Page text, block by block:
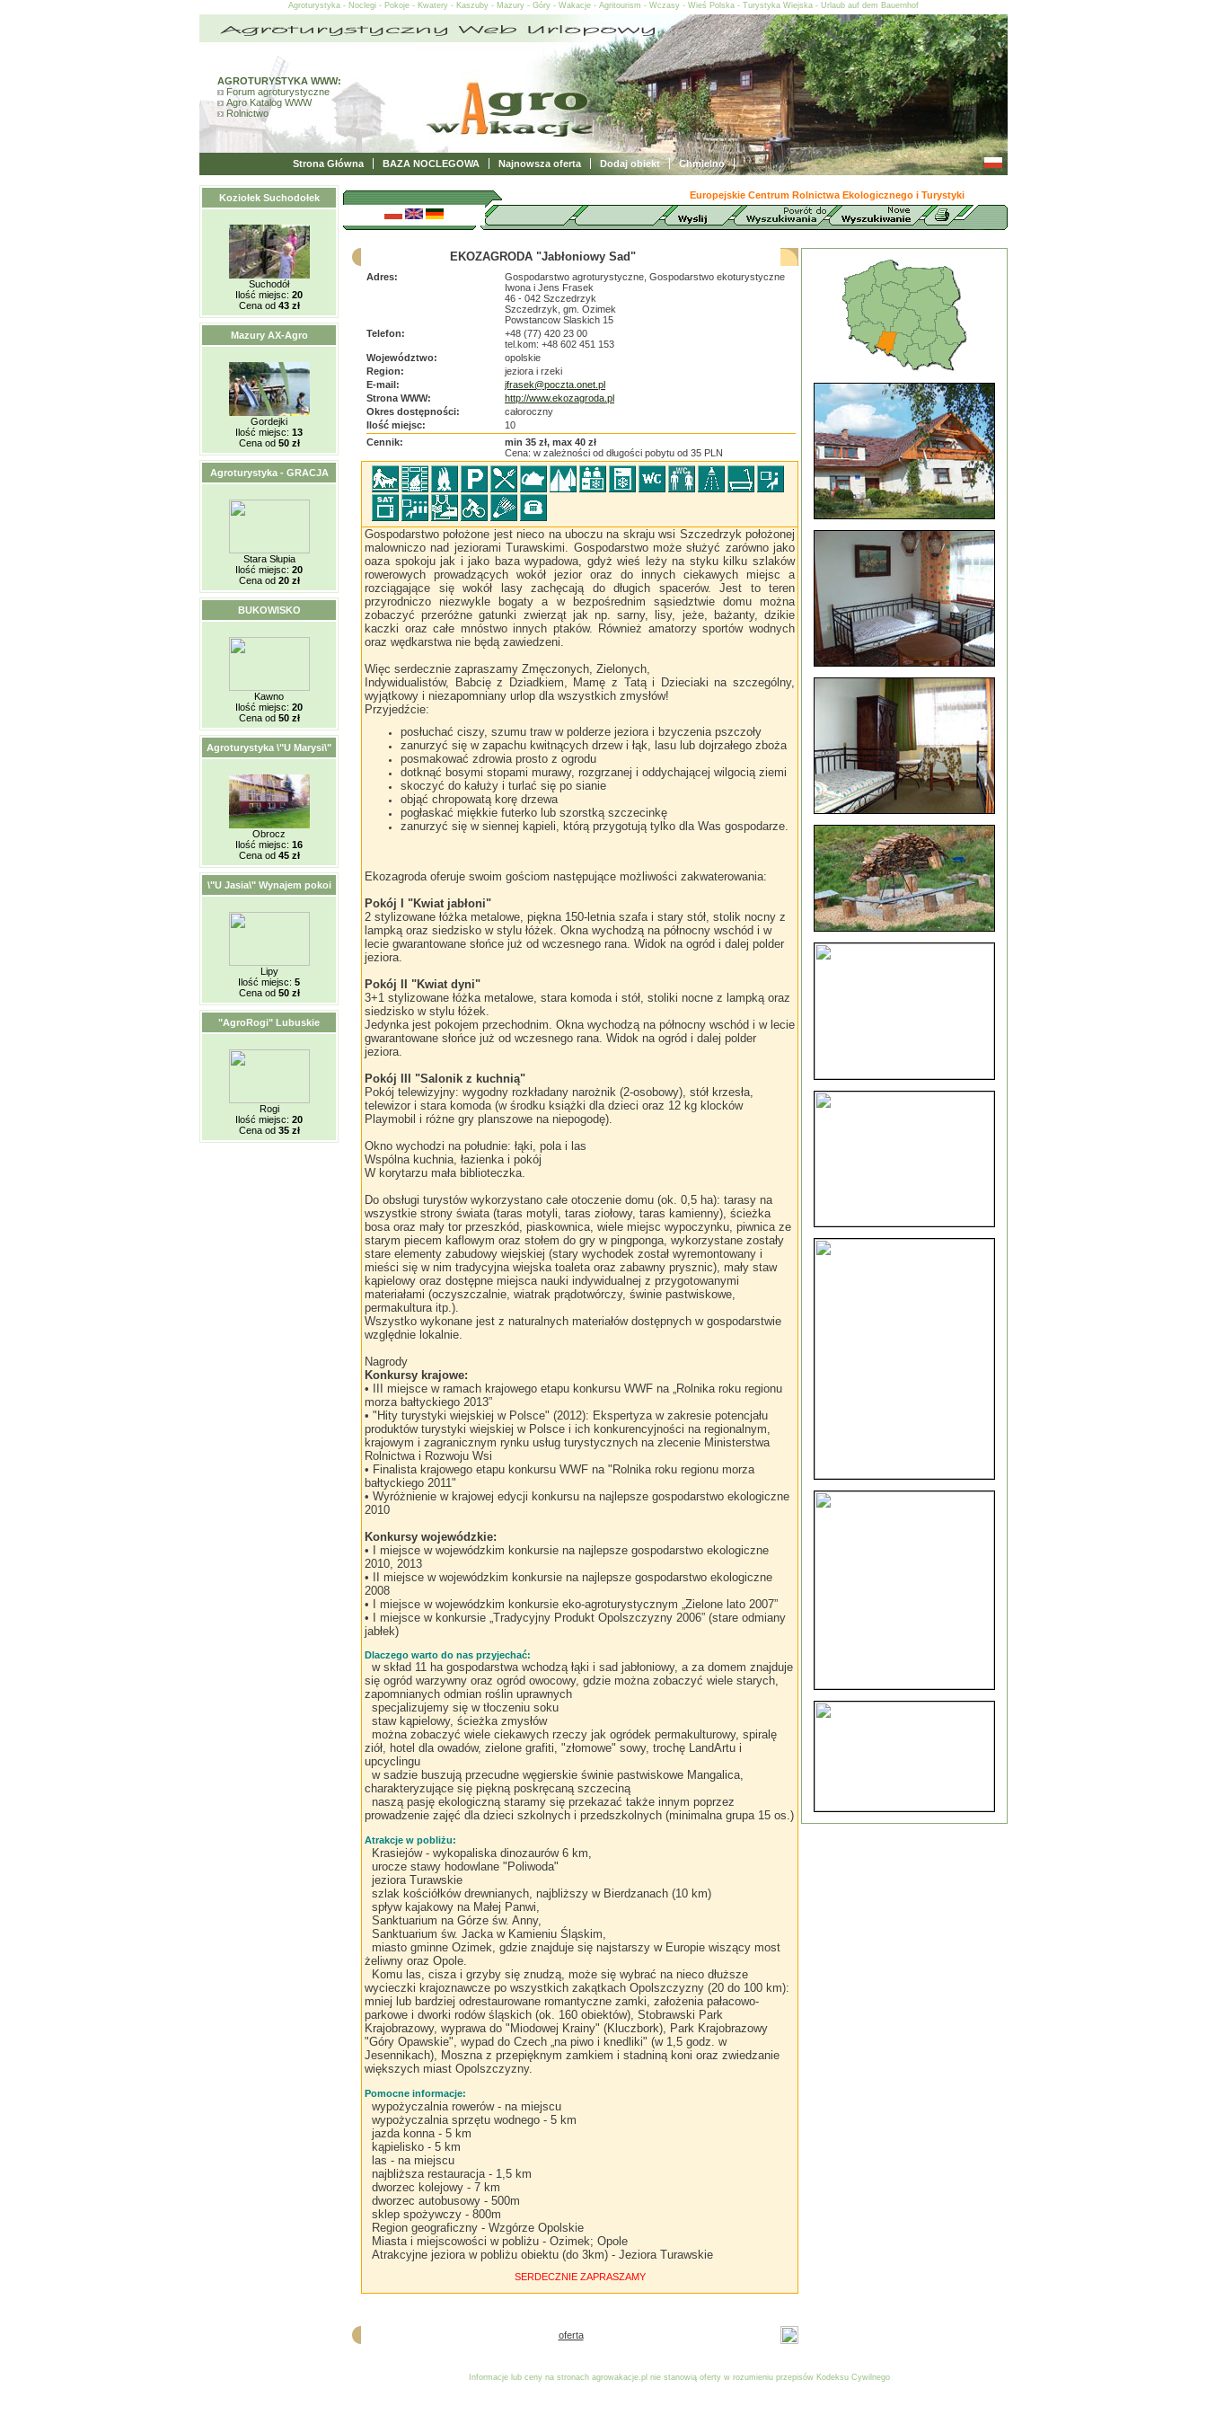
Agroturystyka - Noclegi - Pokoje - Kwatery - Kaszuby - Mazury - Góry - Wakacje - Agritourism - Wczasy - Wieś Polska - Turystyka Wiejska - Urlaub auf dem Bauernhof
AGROTURYSTYKA WWW:
Forum agroturystyczne
Agro Katalog WWW
Rolnictwo
Strona Główna BAZA NOCLEGOWA Najnowsza oferta Dodaj obiekt Chmielno
Koziołek Suchodołek
Suchodół
Ilość miejsc: 20
Cena od 43 zł
Mazury AX-Agro
Gordejki
Ilość miejsc: 13
Cena od 50 zł
Agroturystyka - GRACJA
Stara Słupia
Ilość miejsc: 20
Cena od 20 zł
BUKOWISKO
Kawno
Ilość miejsc: 20
Cena od 50 zł
Agroturystyka \"U Marysi\"
Obrocz
Ilość miejsc: 16
Cena od 45 zł
\"U Jasia\" Wynajem pokoi
Lipy
Ilość miejsc: 5
Cena od 50 zł
"AgroRogi" Lubuskie
Rogi
Ilość miejsc: 20
Cena od 35 zł
Europejskie Centrum Rolnictwa Ekologicznego i Turystyki
EKOZAGRODA "Jabłoniowy Sad"
Adres:
Gospodarstwo agroturystyczne, Gospodarstwo ekoturystyczne
Iwona i Jens Frasek
46 - 042 Szczedrzyk
Szczedrzyk, gm. Ozimek
Powstancow Slaskich 15
Telefon:
+48 (77) 420 23 00
tel.kom: +48 602 451 153
Województwo:
opolskie
Region:
jeziora i rzeki
E-mail:
jfrasek@poczta.onet.pl
Strona WWW:
http://www.ekozagroda.pl
Okres dostępności:
całoroczny
Ilość miejsc:
10
Cennik:
min 35 zł, max 40 zł
Cena: w zależności od długości pobytu od 35 PLN
Gospodarstwo położone jest nieco na uboczu na skraju wsi Szczedrzyk położonej
malowniczo nad jeziorami Turawskimi. Gospodarstwo może służyć zarówno jako
oaza spokoju jak i jako baza wypadowa, gdyż wieś leży na styku kilku szlaków
rowerowych prowadzących wokół jezior oraz do innych ciekawych miejsc a
rozciągające się wokół lasy zachęcają do długich spacerów. Jest to teren
przyrodniczo niezwykle bogaty a w bezpośrednim sąsiedztwie domu można
zobaczyć przeróżne gatunki zwierząt jak np. sarny, lisy, jeże, bażanty, dzikie
kaczki oraz całe mnóstwo innych ptaków. Również amatorzy sportów wodnych
oraz wędkarstwa nie będą zawiedzeni.
Więc serdecznie zapraszamy Zmęczonych, Zielonych,
Indywidualistów, Babcię z Dziadkiem, Mamę z Tatą i Dzieciaki na szczególny,
wyjątkowy i niezapomniany urlop dla wszystkich zmysłów!
Przyjedźcie:
posłuchać ciszy, szumu traw w polderze jeziora i bzyczenia pszczoły
zanurzyć się w zapachu kwitnących drzew i łąk, lasu lub dojrzałego zboża
posmakować zdrowia prosto z ogrodu
dotknąć bosymi stopami murawy, rozgrzanej i oddychającej wilgocią ziemi
skoczyć do kałuży i turlać się po sianie
objąć chropowatą korę drzewa
pogłaskać miękkie futerko lub szorstką szczecinkę
zanurzyć się w siennej kąpieli, którą przygotują tylko dla Was gospodarze.
Ekozagroda oferuje swoim gościom następujące możliwości zakwaterowania:
Pokój I "Kwiat jabłoni"
2 stylizowane łóżka metalowe, piękna 150-letnia szafa i stary stół, stolik nocny z
lampką oraz siedzisko w stylu łóżek. Okna wychodzą na północny wschód i w
lecie gwarantowane słońce już od wczesnego rana. Widok na ogród i dalej polder
jeziora.
Pokój II "Kwiat dyni"
3+1 stylizowane łóżka metalowe, stara komoda i stół, stoliki nocne z lampką oraz
siedzisko w stylu łóżek.
Jedynka jest pokojem przechodnim. Okna wychodzą na północny wschód i w lecie
gwarantowane słońce już od wczesnego rana. Widok na ogród i dalej polder
jeziora.
Pokój III "Salonik z kuchnią"
Pokój telewizyjny: wygodny rozkładany narożnik (2-osobowy), stół krzesła,
telewizor i stara komoda (w środku książki dla dzieci oraz 12 kg klocków
Playmobil i różne gry planszowe na niepogodę).
Okno wychodzi na południe: łąki, pola i las
Wspólna kuchnia, łazienka i pokój
W korytarzu mała biblioteczka.
Do obsługi turystów wykorzystano całe otoczenie domu (ok. 0,5 ha): tarasy na
wszystkie strony świata (taras motyli, taras ziołowy, taras kamienny), ścieżka
bosa oraz mały tor przeszkód, piaskownica, wiele miejsc wypoczynku, piwnica ze
starym piecem kaflowym oraz stołem do gry w pingponga, wykorzystane zostały
stare elementy zabudowy wiejskiej (stary wychodek został wyremontowany i
mieści się w nim tradycyjna wiejska toaleta oraz zabawny prysznic), mały staw
kąpielowy oraz dostępne miejsca nauki indywidualnej z przygotowanymi
materiałami (oczyszczalnie, wiatrak prądotwórczy, świnie pastwiskowe,
permakultura itp.).
Wszystko wykonane jest z naturalnych materiałów dostępnych w gospodarstwie
względnie lokalnie.
Nagrody
Konkursy krajowe:
• III miejsce w ramach krajowego etapu konkursu WWF na „Rolnika roku regionu
morza bałtyckiego 2013”
• "Hity turystyki wiejskiej w Polsce" (2012): Ekspertyza w zakresie potencjału
produktów turystyki wiejskiej w Polsce i ich konkurencyjności na regionalnym,
krajowym i zagranicznym rynku usług turystycznych na zlecenie Ministerstwa
Rolnictwa i Rozwoju Wsi
• Finalista krajowego etapu konkursu WWF na "Rolnika roku regionu morza
bałtyckiego 2011"
• Wyróżnienie w krajowej edycji konkursu na najlepsze gospodarstwo ekologiczne
2010
Konkursy wojewódzkie:
• I miejsce w wojewódzkim konkursie na najlepsze gospodarstwo ekologiczne
2010, 2013
• II miejsce w wojewódzkim konkursie na najlepsze gospodarstwo ekologiczne
2008
• I miejsce w wojewódzkim konkursie eko-agroturystycznym „Zielone lato 2007”
• I miejsce w konkursie „Tradycyjny Produkt Opolszczyzny 2006” (stare odmiany
jabłek)
Dlaczego warto do nas przyjechać:
w skład 11 ha gospodarstwa wchodzą łąki i sad jabłoniowy, a za domem znajduje
się ogród warzywny oraz ogród owocowy, gdzie można zobaczyć wiele starych,
zapomnianych odmian roślin uprawnych
specjalizujemy się w tłoczeniu soku
staw kąpielowy, ścieżka zmysłów
można zobaczyć wiele ciekawych rzeczy jak ogródek permakulturowy, spiralę
ziół, hotel dla owadów, zielone grafiti, "złomowe" sowy, trochę LandArtu i
upcyclingu
w sadzie buszują przecudne węgierskie świnie pastwiskowe Mangalica,
charakteryzujące się piękną poskręcaną szczeciną
naszą pasję ekologiczną staramy się przekazać także innym poprzez
prowadzenie zajęć dla dzieci szkolnych i przedszkolnych (minimalna grupa 15 os.)
Atrakcje w pobliżu:
Krasiejów - wykopaliska dinozaurów 6 km,
urocze stawy hodowlane "Poliwoda"
jeziora Turawskie
szlak kościółków drewnianych, najbliższy w Bierdzanach (10 km)
spływ kajakowy na Małej Panwi,
Sanktuarium na Górze św. Anny,
Sanktuarium św. Jacka w Kamieniu Śląskim,
miasto gminne Ozimek, gdzie znajduje się najstarszy w Europie wiszący most
żeliwny oraz Opole.
Komu las, cisza i grzyby się znudzą, może się wybrać na nieco dłuższe
wycieczki krajoznawcze po wszystkich zakątkach Opolszczyzny (20 do 100 km):
mniej lub bardziej odrestaurowane romantyczne zamki, założenia pałacowo-
parkowe i dworki rodów śląskich (ok. 160 obiektów), Stobrawski Park
Krajobrazowy, wyprawa do "Miodowej Krainy" (Kluczbork), Park Krajobrazowy
"Góry Opawskie", wypad do Czech „na piwo i knedliki" (w 1,5 godz. w
Jesennikach), Moszna z przepięknym zamkiem i stadniną koni oraz zwiedzanie
większych miast Opolszczyzny.
Pomocne informacje:
wypożyczalnia rowerów - na miejscu
wypożyczalnia sprzętu wodnego - 5 km
jazda konna - 5 km
kąpielisko - 5 km
las - na miejscu
najbliższa restauracja - 1,5 km
dworzec kolejowy - 7 km
dworzec autobusowy - 500m
sklep spożywczy - 800m
Region geograficzny - Wzgórze Opolskie
Miasta i miejscowości w pobliżu - Ozimek; Opole
Atrakcyjne jeziora w pobliżu obiektu (do 3km) - Jeziora Turawskie
SERDECZNIE ZAPRASZAMY
oferta
Informacje lub ceny na stronach agrowakacje.pl nie stanowią oferty w rozumieniu przepisów Kodeksu Cywilnego